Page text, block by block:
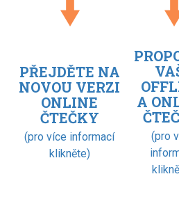
PŘEJDĚTE NA
NOVOU VERZI
ONLINE
ČTEČKY
(pro více informací
klikněte)
A
(pro